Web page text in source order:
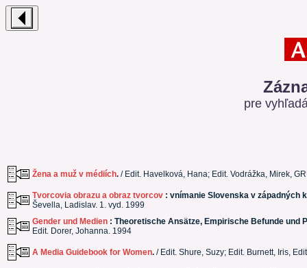
pre
Žena a muž v médiích. / Edit. Havelková, Hana; Edit. Vodrážka, Mirek,
Tvorcovia obrazu a obraz tvorcov : vnímanie Slovenska v západných
Ševella, Ladislav. 1. vyd. 1999
Gender und Medien : Theoretische Ansätze, Empirische Befunde und
Edit. Dorer, Johanna. 1994
A Media Guidebook for Women. / Edit. Shure, Suzy; Edit. Burnett, Iris,